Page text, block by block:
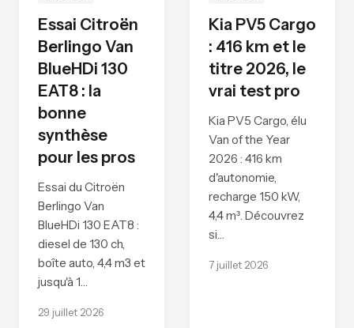
Essai Citroën
Berlingo Van
BlueHDi 130
EAT8 : la
bonne
synthèse
pour les pros
Essai du Citroën
Berlingo Van
BlueHDi 130 EAT8 :
diesel de 130 ch,
boîte auto, 4,4 m3 et
jusqu'à 1…
29 juillet 2026
Kia PV5 Cargo
: 416 km et le
titre 2026, le
vrai test pro
Kia PV5 Cargo, élu
Van of the Year
2026 : 416 km
d'autonomie,
recharge 150 kW,
4,4 m³. Découvrez
si…
7 juillet 2026